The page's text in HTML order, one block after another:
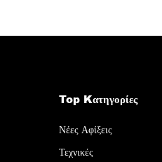
Top Kατηγορίες
Νέες Αφίξεις
Τεχνικές